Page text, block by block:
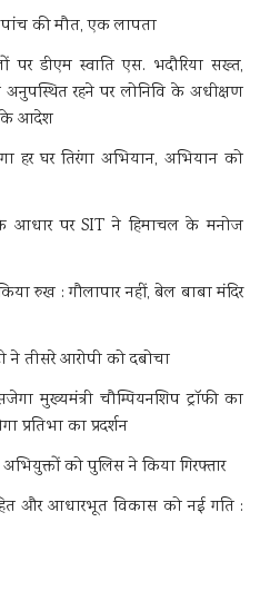
पांच की मौत, एक लापता
डीएम स्वाति एस. भदौरिया सख्त,
रहने पर लोनिवि के अधीक्षण
के आदेश
घर तिरंगा अभियान, अभियान को
के आधार पर SIT ने हिमाचल के मनोज
रुख : गौलापार नहीं, बेल बाबा मंदिर
ने तीसरे आरोपी को दबोचा
मुख्यमंत्री चौम्पियनशिप ट्रॉफी का
प्रतिभा का प्रदर्शन
को पुलिस ने किया गिरफ्तार
और आधारभूत विकास को नई गति :